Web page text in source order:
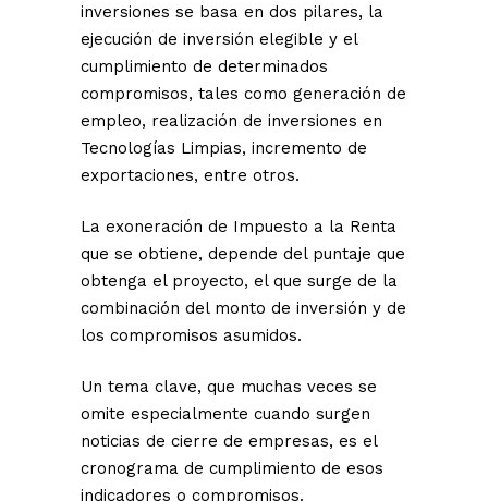
inversiones se basa en dos pilares, la
ejecución de inversión elegible y el
cumplimiento de determinados
compromisos, tales como generación de
empleo, realización de inversiones en
Tecnologías Limpias, incremento de
exportaciones, entre otros.
La exoneración de Impuesto a la Renta
que se obtiene, depende del puntaje que
obtenga el proyecto, el que surge de la
combinación del monto de inversión y de
los compromisos asumidos.
Un tema clave, que muchas veces se
omite especialmente cuando surgen
noticias de cierre de empresas, es el
cronograma de cumplimiento de esos
indicadores o compromisos.